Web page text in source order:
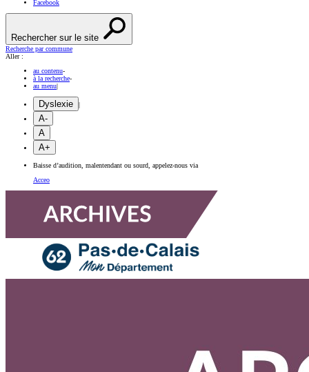
Facebook
Rechercher sur le site
Recherche par commune
Aller :
au contenu-
à la recherche-
au menu|
Dyslexie |
A-
A
A+
Baisse d’audition, malentendant ou sourd, appelez-nous via
Acceo